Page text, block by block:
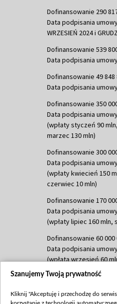
Dofinansowanie 290
Data podpisania
WRZESIEŃ 2024 i
Dofinansowanie 539
Data podpisania
Dofinansowanie 49 848
Data podpisania
Dofinansowanie 350
Data podpisania
(wpłaty styczeń 90
marzec 130 mln)
Dofinansowanie 300
Data podpisania
(wpłaty kwiecień 150
czerwiec 10 mln)
Dofinansowanie 170
Data podpisania
(wpłaty lipiec 160 mln,
Dofinansowanie 60 000
Data podpisania
(wpłata wrzesień 60
Dofinansowanie 635 783
(wpłata wrzesień 100
Szanujemy Twoją prywatność
Kliknij "Akceptuję i przechodzę do